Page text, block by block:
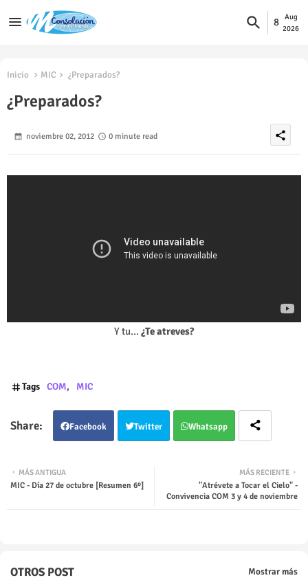
8
Aug
2026
Inicio MIC ¿Preparados?
¿Preparados?
noviembre 02, 2012 0 minute read share
Y tu... ¿Te atreves?
Tags COM MIC
Facebook Twitter Whatsapp
MÁS RECIENTE
"Atrévete a Tocar el Cielo" -
Convivencia COM 3 y 4 de noviembre
MÁS ANTIGUA
MIC - Día 27 de octubre [Resumen 6º]
OTROS POST Mostrar más